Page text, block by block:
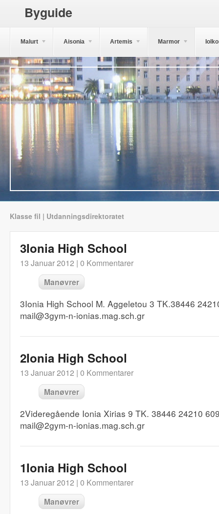
Byguide
Malurt Aisonia Artemis Marmor
Klasse fil | Utdanningsdirektoratet
3Ionia High School
13 Januar 2012 | 0 Kommentarer
Manøvrer
3Ionia High School M. Aggeletou 3 TK.38446
mail@3gym-n-ionias.mag.sch.gr
2Ionia High School
13 Januar 2012 | 0 Kommentarer
Manøvrer
2Videregående Ionia Xirias 9 TK. 38446 24210
mail@2gym-n-ionias.mag.sch.gr
1Ionia High School
13 Januar 2012 | 0 Kommentarer
Manøvrer